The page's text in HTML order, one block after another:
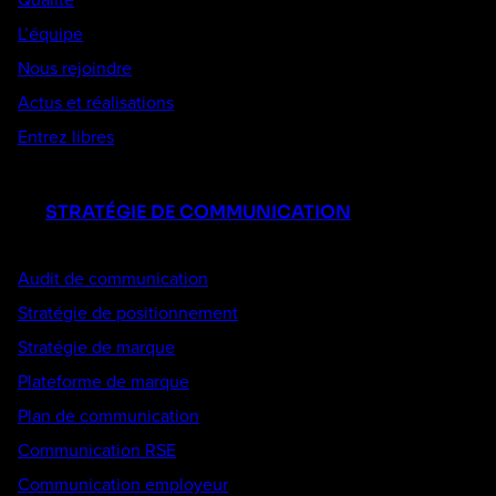
L’équipe
Nous rejoindre
Actus et réalisations
Entrez libres
STRATÉGIE DE COMMUNICATION
Audit de communication
Stratégie de positionnement
Stratégie de marque
Plateforme de marque
Plan de communication
Communication RSE
Communication employeur